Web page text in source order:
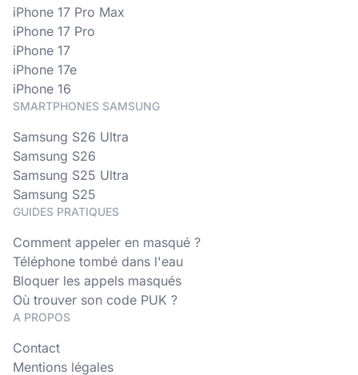
iPhone 17 Pro Max
iPhone 17 Pro
iPhone 17
iPhone 17e
iPhone 16
SMARTPHONES SAMSUNG
Samsung S26 Ultra
Samsung S26
Samsung S25 Ultra
Samsung S25
GUIDES PRATIQUES
Comment appeler en masqué ?
Téléphone tombé dans l'eau
Bloquer les appels masqués
Où trouver son code PUK ?
A PROPOS
Contact
Mentions légales